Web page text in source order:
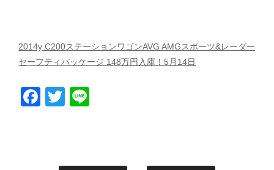
2014y C200ステーションワゴンAVG AMGスポーツ&レーダー
セーフティパッケージ 148万円入庫！5月14日
Facebook
Twitter